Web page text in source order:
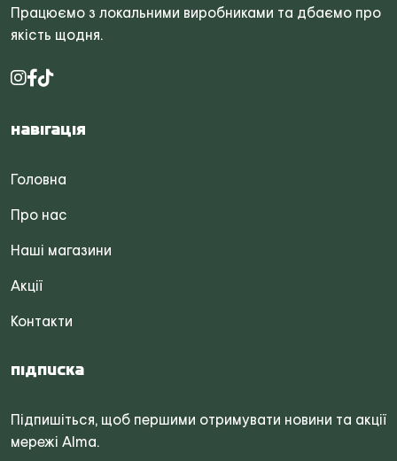
Працюємо з локальними виробниками та дбаємо про
якість щодня.
Навігація
Головна
Про нас
Наші магазини
Акції
Контакти
Підписка
Підпишіться, щоб першими отримувати новини та акції
мережі Alma.